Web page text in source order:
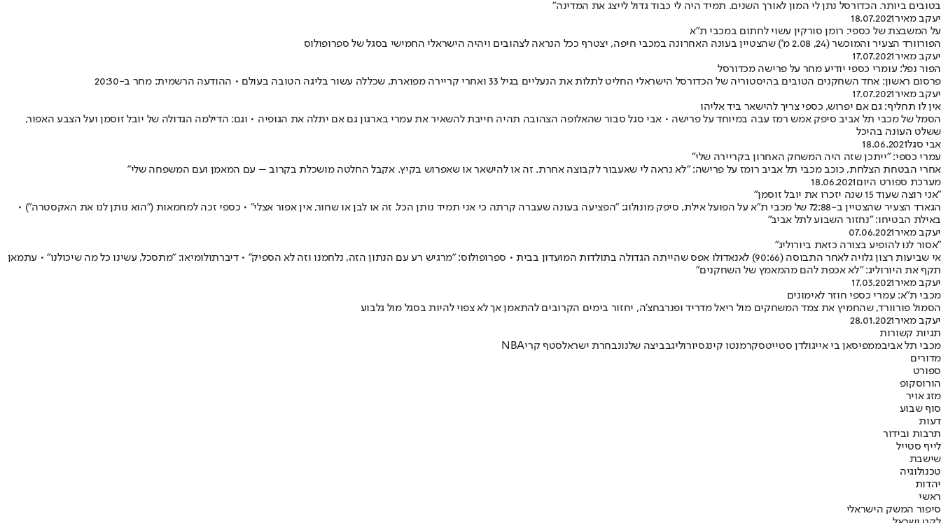
בטובים ביותר. הכדורסל נתן לי המון לאורך השנים. תמיד היה לי כבוד גדול לייצג את המדינה"
יעקב מאיר18.07.2021
על המשבצת של כספי: רומן סורקין עשוי לחתום במכבי ת"א
הפורוורד הצעיר והמוכשר (24, 2.08 מ') שהצטיין בעונה האחרונה במכבי חיפה, יצטרף ככל הנראה לצהובים ויהיה הישראלי החמישי בסגל של ספרופולוס
יעקב מאיר17.07.2021
הפור נפל: עומרי כספי יודיע מחר על פרישה מכדורסל
פרסום ראשון: אחד השחקנים הטובים בהיסטוריה של הכדורסל הישראלי החליט לתלות את הנעליים בגיל 33 ואחרי קריירה מפוארת, שכללה עשור בליגה הטובה בעולם • ההודעה הרשמית: מחר ב-20:30
יעקב מאיר17.07.2021
אין לו תחליף: גם אם יפרוש, כספי צריך להישאר ביד אליהו
הסמל של מכבי תל אביב סיפק אמש רמז עבה במיוחד על פרישה • אבי סגל סבור שהאלופה הצהובה תהיה חייבת להשאיר את עמרי בארגון גם אם יתלה את הגופיה • וגם: הדילמה הגדולה של יובל זוסמן ועל הצבע האפור,
ששלט העונה בהיכל
אבי סגל18.06.2021
עמרי כספי: "ייתכן שזה היה המשחק האחרון בקריירה שלי"
אחרי הבטחת הצלחת, כוכב מכבי תל אביב רומז על פרישה: "לא נראה לי שאעבור לקבוצה אחרת. זה או להישאר או שאפרוש בקיץ. אקבל החלטה מושכלת בקרוב – עם המאמן ועם המשפחה שלי"
מערכת ספורט היום18.06.2021
"אני רוצה שעוד 15 שנה יזכרו את יובל זוסמן"
הגארד הצעיר שהצטיין ב-72:88 של מכבי ת"א על הפועל אילת, סיפק מונולוג: "הפציעה בעונה שעברה קרתה כי אני תמיד נותן הכל. זה או לבן או שחור, אין אפור אצלי" • כספי זכה למחמאות ("הוא נותן לנו את האקסטרה") •
באילת הבטיחו: "נחזור השבוע לתל אביב"
יעקב מאיר07.06.2021
"אסור לנו להופיע בצורה כזאת ביורוליג"
אי שביעות רצון גלויה לאחר התבוסה (90:66) לאנאדולו אפס שהייתה הגדולה בתולדות המועדון בבית • ספרופולוס: "מרגיש רע עם הנתון הזה, נלחמנו וזה לא הספיק" • דיברתולומיאו: "מתסכל, עשינו כל מה שיכולנו" • עתמאן
תקף את היורוליג: "לא אכפת להם מהמאמץ של השחקנים"
יעקב מאיר17.03.2021
מכבי ת"א: עמרי כספי חוזר לאימונים
הסמול פורוורד, שהחמיץ את צמד המשחקים מול ריאל מדריד ופנרבחצ'ה, יחזור בימים הקרובים להתאמן אך לא צפוי להיות בסגל מול גלבוע
יעקב מאיר28.01.2021
תגיות קשורות
מכבי תל אביבממפיסאן בי אייגולדן סטייטסקרמנטו קינגסיורוליגבביצה שלנונבחרת ישראלסטף קריNBA
מדורים
ספורט
הורוסקופ
מזג אויר
סוף שבוע
דעות
תרבות ובידור
לייף סטייל
שישבת
טכנולוגיה
יהדות
ראשי
סיפור המשק הישראלי